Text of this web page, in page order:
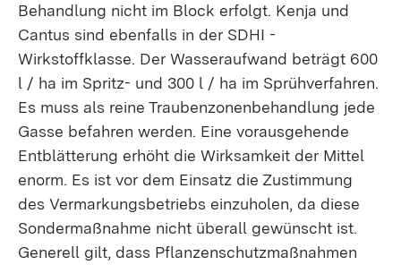
Behandlung nicht im Block erfolgt. Kenja und
Cantus sind ebenfalls in der SDHI -
Wirkstoffklasse. Der Wasseraufwand beträgt 600
l / ha im Spritz- und 300 l / ha im Sprühverfahren.
Es muss als reine Traubenzonenbehandlung jede
Gasse befahren werden. Eine vorausgehende
Entblätterung erhöht die Wirksamkeit der Mittel
enorm. Es ist vor dem Einsatz die Zustimmung
des Vermarkungsbetriebs einzuholen, da diese
Sondermaßnahme nicht überall gewünscht ist.
Generell gilt, dass Pflanzenschutzmaßnahmen